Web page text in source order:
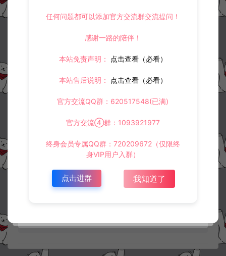
©版权免责声明
若您需要商业运营或用于其他商业活动，请您购买正版授权并合法
如果本站有侵犯、不妥之处的资源，请在网站右边客服联系我们。
业用途，请大家不要用于商用！
侵权联系邮箱：32838727@qq.com
任何问题都可以添加官方交流群交流提问！
感谢一路的陪伴！
本站免责声明： 点击查看（必看）
本站售后说明： 点击查看（必看）
官方交流QQ群：620517548(已满)
官方交流④群：1093921977
终身会员专属QQ群：720209672（仅限终
身VIP用户入群）
点击进群 我知道了